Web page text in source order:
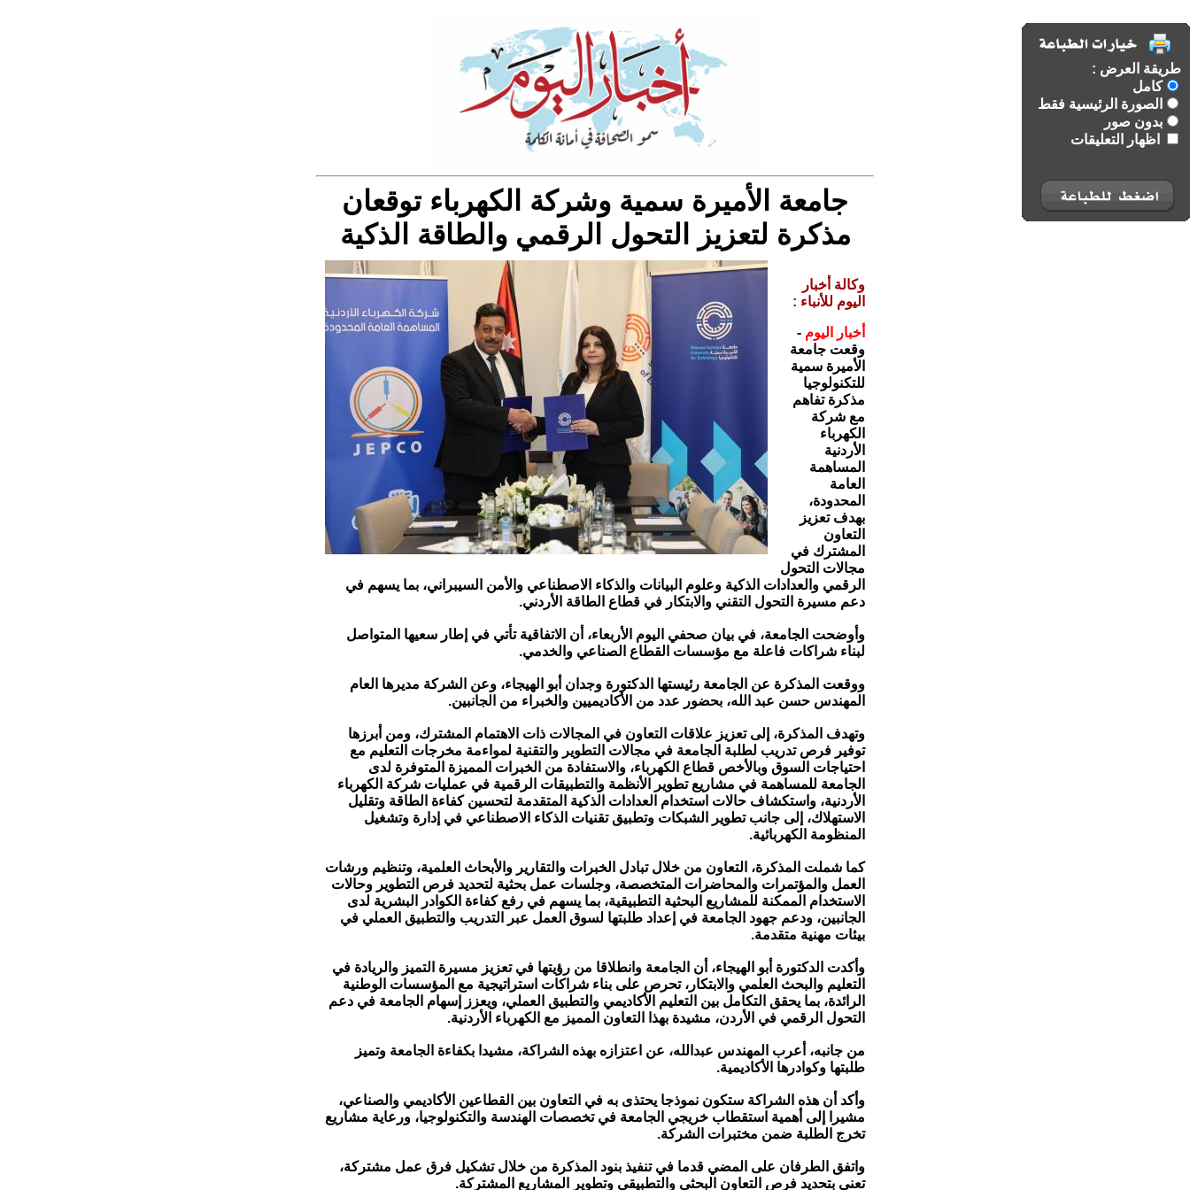
طريقة العرض :
كامل
الصورة الرئيسية فقط
بدون صور
اظهار التعليقات
جامعة الأميرة سمية وشركة الكهرباء توقعان
مذكرة لتعزيز التحول الرقمي والطاقة الذكية
وكالة أخبار
اليوم للأنباء :
أخبار اليوم -
وقعت جامعة
الأميرة سمية
للتكنولوجيا
مذكرة تفاهم
مع شركة
الكهرباء
الأردنية
المساهمة
العامة
المحدودة،
بهدف تعزيز
التعاون
المشترك في
مجالات التحول
الرقمي والعدادات الذكية وعلوم البيانات والذكاء الاصطناعي والأمن السيبراني، بما يسهم في
دعم مسيرة التحول التقني والابتكار في قطاع الطاقة الأردني.
وأوضحت الجامعة، في بيان صحفي اليوم الأربعاء، أن الاتفاقية تأتي في إطار سعيها المتواصل
لبناء شراكات فاعلة مع مؤسسات القطاع الصناعي والخدمي.
ووقعت المذكرة عن الجامعة رئيستها الدكتورة وجدان أبو الهيجاء، وعن الشركة مديرها العام
المهندس حسن عبد الله، بحضور عدد من الأكاديميين والخبراء من الجانبين.
وتهدف المذكرة، إلى تعزيز علاقات التعاون في المجالات ذات الاهتمام المشترك، ومن أبرزها
توفير فرص تدريب لطلبة الجامعة في مجالات التطوير والتقنية لمواءمة مخرجات التعليم مع
احتياجات السوق وبالأخص قطاع الكهرباء، والاستفادة من الخبرات المميزة المتوفرة لدى
الجامعة للمساهمة في مشاريع تطوير الأنظمة والتطبيقات الرقمية في عمليات شركة الكهرباء
الأردنية، واستكشاف حالات استخدام العدادات الذكية المتقدمة لتحسين كفاءة الطاقة وتقليل
الاستهلاك، إلى جانب تطوير الشبكات وتطبيق تقنيات الذكاء الاصطناعي في إدارة وتشغيل
المنظومة الكهربائية.
كما شملت المذكرة، التعاون من خلال تبادل الخبرات والتقارير والأبحاث العلمية، وتنظيم ورشات
العمل والمؤتمرات والمحاضرات المتخصصة، وجلسات عمل بحثية لتحديد فرص التطوير وحالات
الاستخدام الممكنة للمشاريع البحثية التطبيقية، بما يسهم في رفع كفاءة الكوادر البشرية لدى
الجانبين، ودعم جهود الجامعة في إعداد طلبتها لسوق العمل عبر التدريب والتطبيق العملي في
بيئات مهنية متقدمة.
وأكدت الدكتورة أبو الهيجاء، أن الجامعة وانطلاقا من رؤيتها في تعزيز مسيرة التميز والريادة في
التعليم والبحث العلمي والابتكار، تحرص على بناء شراكات استراتيجية مع المؤسسات الوطنية
الرائدة، بما يحقق التكامل بين التعليم الأكاديمي والتطبيق العملي، ويعزز إسهام الجامعة في دعم
التحول الرقمي في الأردن، مشيدة بهذا التعاون المميز مع الكهرباء الأردنية.
من جانبه، أعرب المهندس عبدالله، عن اعتزازه بهذه الشراكة، مشيدا بكفاءة الجامعة وتميز
طلبتها وكوادرها الأكاديمية.
وأكد أن هذه الشراكة ستكون نموذجا يحتذى به في التعاون بين القطاعين الأكاديمي والصناعي،
مشيرا إلى أهمية استقطاب خريجي الجامعة في تخصصات الهندسة والتكنولوجيا، ورعاية مشاريع
تخرج الطلبة ضمن مختبرات الشركة.
واتفق الطرفان على المضي قدما في تنفيذ بنود المذكرة من خلال تشكيل فرق عمل مشتركة،
تعنى بتحديد فرص التعاون البحثي والتطبيقي وتطوير المشاريع المشتركة.